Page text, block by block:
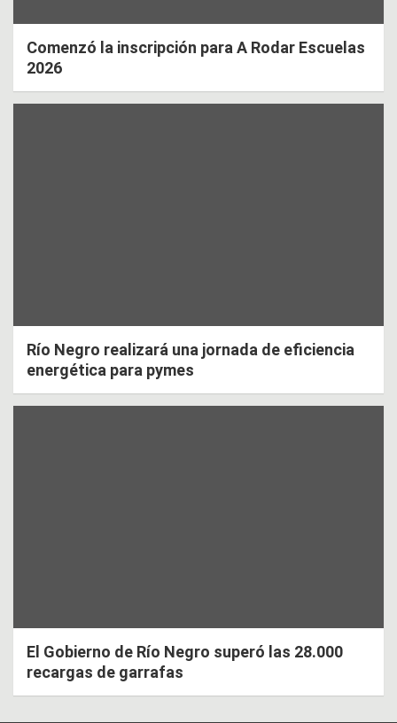
Comenzó la inscripción para A Rodar Escuelas
2026
Río Negro realizará una jornada de eficiencia
energética para pymes
El Gobierno de Río Negro superó las 28.000
recargas de garrafas